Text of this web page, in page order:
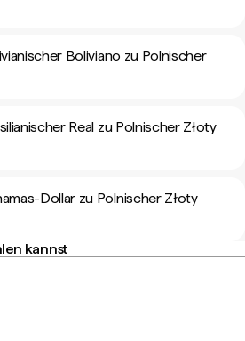
Boliviano zu Polnischer
Real zu Polnischer Złoty
Dollar zu Polnischer Złoty
kannst